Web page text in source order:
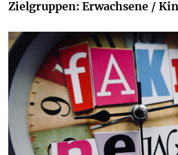
Zielgruppen: Erwachsene /